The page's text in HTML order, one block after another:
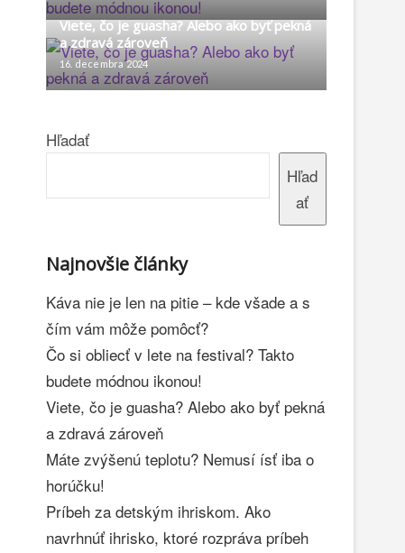
Viete, čo je guasha? Alebo ako byť pekná
a zdravá zároveň
16. decembra 2024
Hľadať
Hľad
ať
Najnovšie články
Káva nie je len na pitie – kde všade a s
čím vám môže pomôcť?
Čo si obliecť v lete na festival? Takto
budete módnou ikonou!
Viete, čo je guasha? Alebo ako byť pekná
a zdravá zároveň
Máte zvýšenú teplotu? Nemusí ísť iba o
horúčku!
Príbeh za detským ihriskom. Ako
navrhnúť ihrisko, ktoré rozpráva príbeh